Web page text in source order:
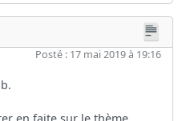
Posté : 17 mai 2019 à 19:16